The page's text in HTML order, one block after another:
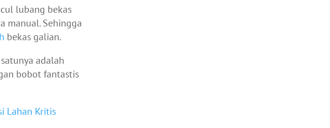
lubang bekas
manual. Sehingga
bekas galian.
adalah
bobot fantastis
Lahan Kritis